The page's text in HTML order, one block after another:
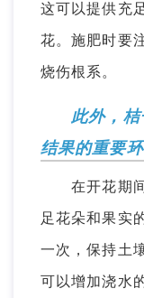
这可以提供充
花。施肥时要
烧伤根系。
此外，
结果的重要环
在开花期间
足花朵和果实
一次，保持土
可以增加浇水